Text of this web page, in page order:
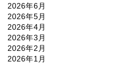
2026年6月
2026年5月
2026年4月
2026年3月
2026年2月
2026年1月